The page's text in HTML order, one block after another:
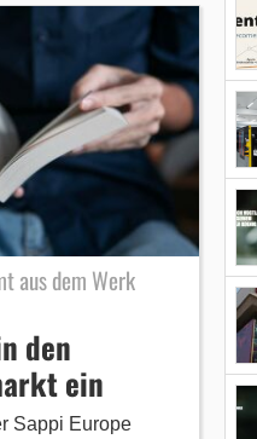
aus dem Werk
den
ein
Sappi Europe